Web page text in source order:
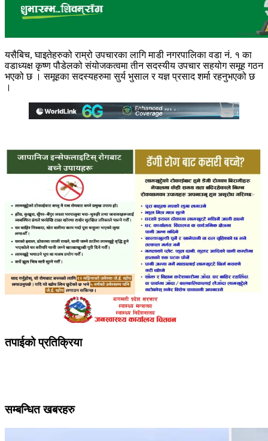
यसैबिच, घाइतेहरुको राम्रो उपचारका लागि माडी नगरपालिका वडा नं. १ का
वडाध्यक्ष कृष्ण पौडेलको संयोजकत्वमा तीन सदस्यीय उपचार सहयोग समूह गठन
भएको छ । समूहका सदस्यहरुमा सुर्य भुसाल र यज्ञ प्रसाद शर्मा रहनुभएको छ
।
तपाईको प्रतिक्रिया
सम्बन्धित खबरहरु